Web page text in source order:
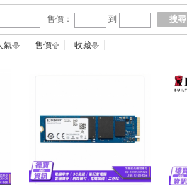
售價： 到 搜尋
氣 售價 收藏